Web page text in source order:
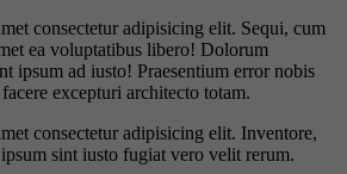
consectetur adipisicing elit. Sequi, cum
ea voluptatibus libero! Dolorum
ipsum ad iusto! Praesentium error nobis
excepturi architecto totam.
consectetur adipisicing elit. Inventore,
sint iusto fugiat vero velit rerum.